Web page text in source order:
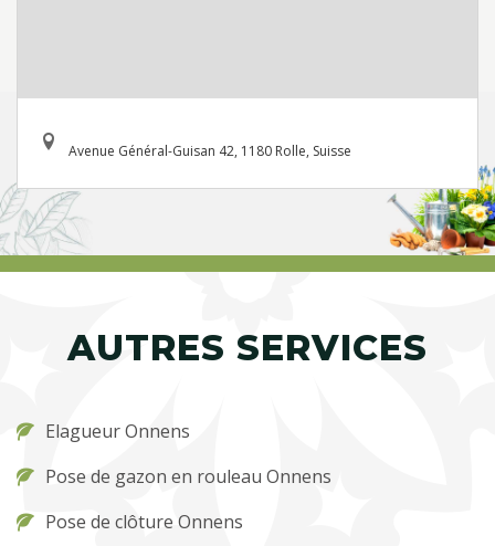
Avenue Général-Guisan 42, 1180 Rolle, Suisse
AUTRES SERVICES
Elagueur Onnens
Pose de gazon en rouleau Onnens
Pose de clôture Onnens